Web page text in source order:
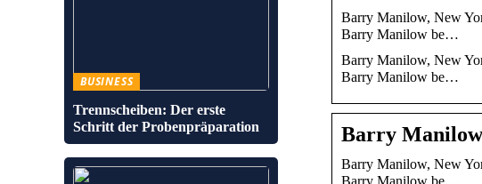
Barry Manilow, New
Barry Manilow be…
Barry Manilow, New
Barry Manilow be…
Barry Manilow
Barry Manilow, New
Barry Manilow be…
BUSINESS
Trennscheiben: Der erste
Schritt der Probenpräparation